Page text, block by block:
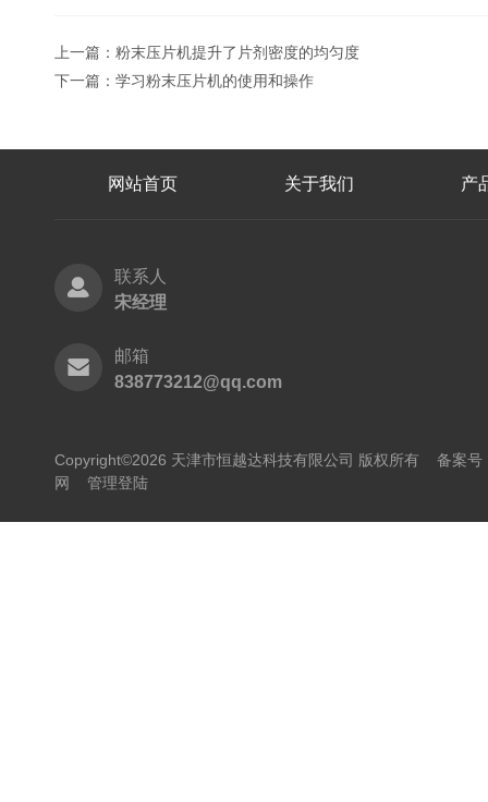
上一篇： 粉末压片机提升了片剂密度的均匀度
下一篇： 学习粉末压片机的使用和操作
网站首页 关于我们 产
联系人
宋经理
邮箱
838773212@qq.com
Copyright©2026 天津市恒越达科技有限公司 版权所有 备案号
网
管理登陆